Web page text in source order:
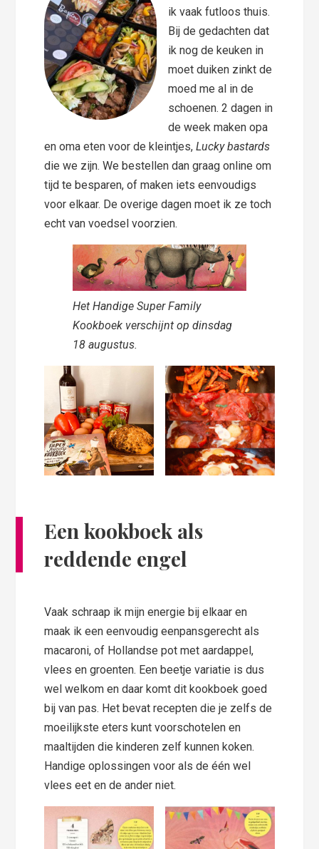
ik vaak futloos thuis.
Bij de gedachten dat
ik nog de keuken in
moet duiken zinkt de
moed me al in de
schoenen. 2 dagen in
de week maken opa
en oma eten voor de kleintjes,Lucky bastards
die we zijn. We bestellen dan graag online om
tijd te besparen, of maken iets eenvoudigs
voor elkaar. De overige dagen moet ik ze toch
echt van voedsel voorzien.
Het Handige Super Family
Kookboek verschijnt op dinsdag
18 augustus.
Een kookboek als
reddende engel
Vaak schraap ik mijn energie bij elkaar en
maak ik een eenvoudig eenpansgerecht als
macaroni, of Hollandse pot met aardappel,
vlees en groenten. Een beetje variatie is dus
wel welkom en daar komt dit kookboek goed
bij van pas. Het bevat recepten die je zelfs de
moeilijkste eters kunt voorschotelen en
maaltijden die kinderen zelf kunnen koken.
Handige oplossingen voor als de één wel
vlees eet en de ander niet.